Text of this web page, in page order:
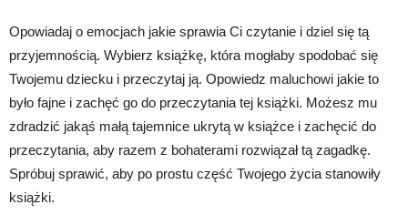
Opowiadaj o emocjach jakie sprawia Ci czytanie i dziel się tą
przyjemnością. Wybierz książkę, która mogłaby spodobać się
Twojemu dziecku i przeczytaj ją. Opowiedz maluchowi jakie to
było fajne i zachęć go do przeczytania tej książki. Możesz mu
zdradzić jakąś małą tajemnice ukrytą w książce i zachęcić do
przeczytania, aby razem z bohaterami rozwiązał tą zagadkę.
Spróbuj sprawić, aby po prostu część Twojego życia stanowiły
książki.